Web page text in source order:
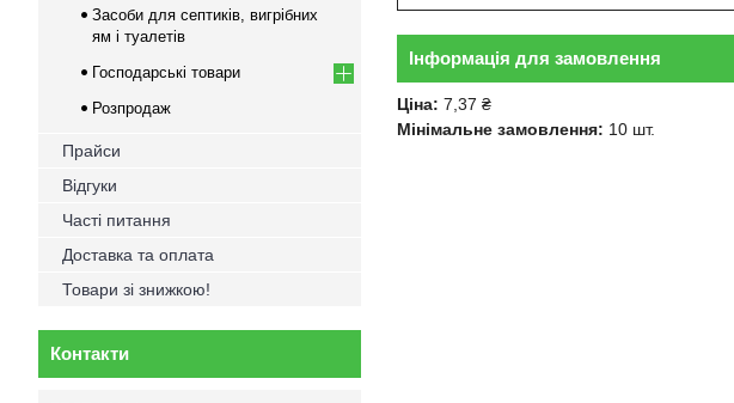
Інформація для замовлення
Ціна: 7,37 ₴
Мінімальне замовлення: 10 шт.
Засоби для септиків, вигрібних
ям і туалетів
Господарські товари
Розпродаж
Прайси
Відгуки
Часті питання
Доставка та оплата
Товари зі знижкою!
Контакти